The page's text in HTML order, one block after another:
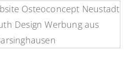
Website